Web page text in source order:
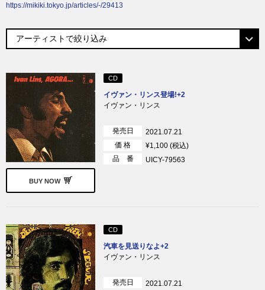
https://mikiki.tokyo.jp/articles/-/29413
BUY NOW
CD
イヴァン・リンス登場!+2
イヴァン・リンス
発売日
2021.07.21
価 格
¥1,100 (税込)
品 番
UICY-79563
CD
汽車を見送りなよ+2
イヴァン・リンス
発売日
2021.07.21